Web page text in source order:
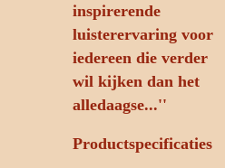
inspirerende
luisterervaring voor
iedereen die verder
wil kijken dan het
alledaagse...''
Productspecificaties